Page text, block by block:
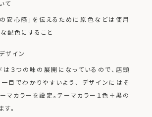
て
安心感」を伝えるために原色などは使用
な配色にすること
ザイン
は３つの味の展開になっているので、店頭
目でわかりやすいよう、
デザインにはそ
マカラーを設定。テーマカラー１色＋黒の
。